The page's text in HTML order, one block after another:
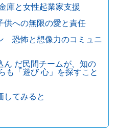
庫と女性起業家支援
供への無限の愛と責任
恐怖と想像力のコミュニ
ん だ民間チームが、知の
も「遊び 心」を探すこと
してみると